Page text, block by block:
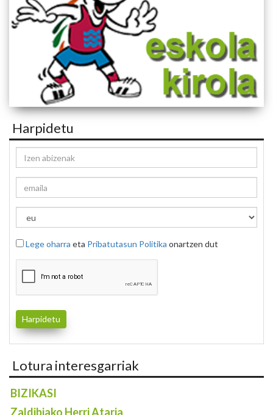
Harpidetu
Lege oharra eta Pribatutasun Politika onartzen dut
Lotura interesgarriak
BIZIKASI
Zaldibiako Herri Ataria